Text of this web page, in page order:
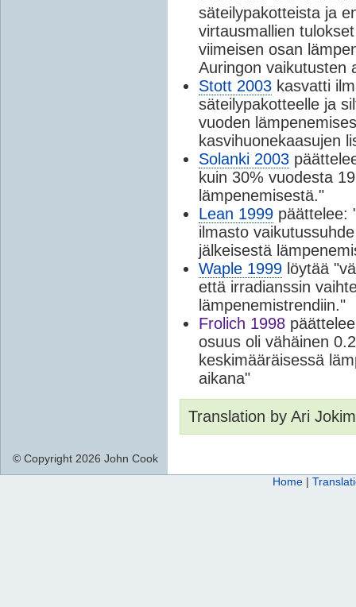
säteilypakotteista ja
virtausmallien
viimeisen osan
Auringon vaikutusten
Stott 2003 kasvatti
säteilypakotteelle ja
vuoden
kasvihuonekaasujen
Solanki 2003
kuin 30% vuodesta
lämpenemisestä."
Lean 1999 päättelee:
ilmasto
jälkeisestä
Waple 1999 löytää
että irradianssin
lämpenemistrendiin."
Frolich 1998
osuus oli vähäinen
keskimääräisessä
aikana"
Translation by Ari
© Copyright 2026 John Cook
Home |